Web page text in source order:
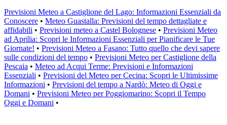
Previsioni Meteo a Castiglione del Lago: Informazioni Essenziali da
Conoscere • Meteo Guastalla: Previsioni del tempo dettagliate e
affidabili • Previsioni meteo a Castel Bolognese • Previsioni Meteo
ad Aprilia: Scopri le Informazioni Essenziali per Pianificare le Tue
Giornate! • Previsioni Meteo a Fasano: Tutto quello che devi sapere
sulle condizioni del tempo • Previsioni Meteo per Castiglione della
Pescaia • Meteo ad Acqui Terme: Previsioni e Informazioni
Essenziali • Previsioni del Meteo per Cecina: Scopri le Ultimissime
Informazioni • Previsioni del tempo a Nardò: Meteo di Oggi e
Domani • Previsioni Meteo per Poggiomarino: Scopri il Tempo
Oggi e Domani •